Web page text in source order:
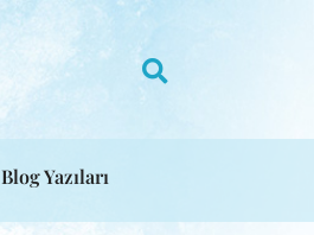
Blog Yazıları